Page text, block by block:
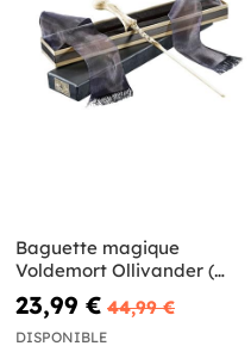
Baguette magique
Voldemort Ollivander (
Réplique Officielle) - Harry
Potter
23,99 € 44,99 €
DISPONIBLE